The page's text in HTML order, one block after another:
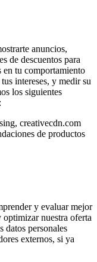
anuncios,
de descuentos para
en tu comportamiento
intereses, y medir su
los siguientes
creativecdn.com
de productos
y evaluar mejor
nuestra oferta
datos personales
externos, si ya